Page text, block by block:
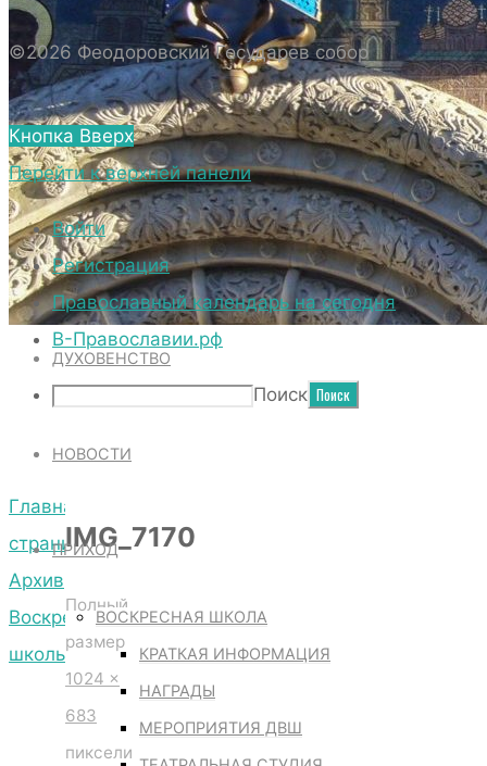
СВЯЩЕННОСЛУЖИТЕЛЕЙ СОБОРА.
ВНЕШНИЙ ВИД
ВНЕШНИЙ ВИД СОБОРА
ВЕРХНИЙ ХРАМ ФЕОДОРОВСКОГО
ГОСУДАРЕВА СОБОРА
НИЖНИЙ ХРАМ ФЕОДОРОВСКОГО
ГОСУДАРЕВА СОБОРА
ТЕРРИТОРИЯ СОБОРА
ДУХОВЕНСТВО
НОВОСТИ
ПРИХОД
ВОСКРЕСНАЯ ШКОЛА
КРАТКАЯ ИНФОРМАЦИЯ
НАГРАДЫ
МЕРОПРИЯТИЯ ДВШ
IMG_7170
Главная
страница
Архив
Воскресной
школы
IMG_7170
IMG_7170
Полный
размер
1024 ×
683
пиксели
©2026 Феодоровский Государев собор
Кнопка Вверх
Перейти к верхней панели
Войти
Регистрация
Православный календарь на сегодня
В-Православии.рф
Поиск